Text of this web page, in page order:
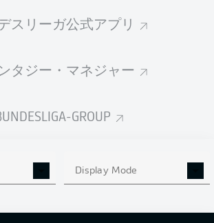
スリーガ公式アプリ
タジー・マネジャー
GROUP
Display Mode
0
成功率 0 %